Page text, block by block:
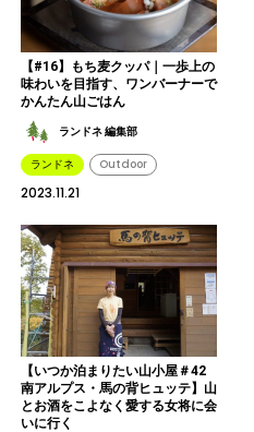
【#16】もち麦クッパ｜一歩上の
味わいを目指す、ワンバーナーで
かんたん山ごはん
ランドネ 編集部
ランドネ Outdoor
2023.11.21
【いつか泊まりたい山小屋＃42
南アルプス・馬の背ヒュッテ】山
とお酒をこよなく愛する女将に会
いに行く